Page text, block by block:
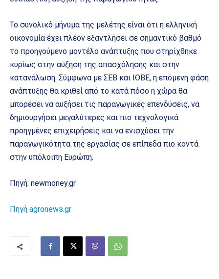
Το συνολικό μήνυμα της μελέτης είναι ότι η ελληνική
οικονομία έχει πλέον εξαντλήσει σε σημαντικό βαθμό
το προηγούμενο μοντέλο ανάπτυξης που στηρίχθηκε
κυρίως στην αύξηση της απασχόλησης και στην
κατανάλωση. Σύμφωνα με ΣΕΒ και ΙΟΒΕ, η επόμενη φάση
ανάπτυξης θα κριθεί από το κατά πόσο η χώρα θα
μπορέσει να αυξήσει τις παραγωγικές επενδύσεις, να
δημιουργήσει μεγαλύτερες και πιο τεχνολογικά
προηγμένες επιχειρήσεις και να ενισχύσει την
παραγωγικότητα της εργασίας σε επίπεδα πιο κοντά
στην υπόλοιπη Ευρώπη.
Πηγή: newmoney.gr
Πηγή agronews.gr